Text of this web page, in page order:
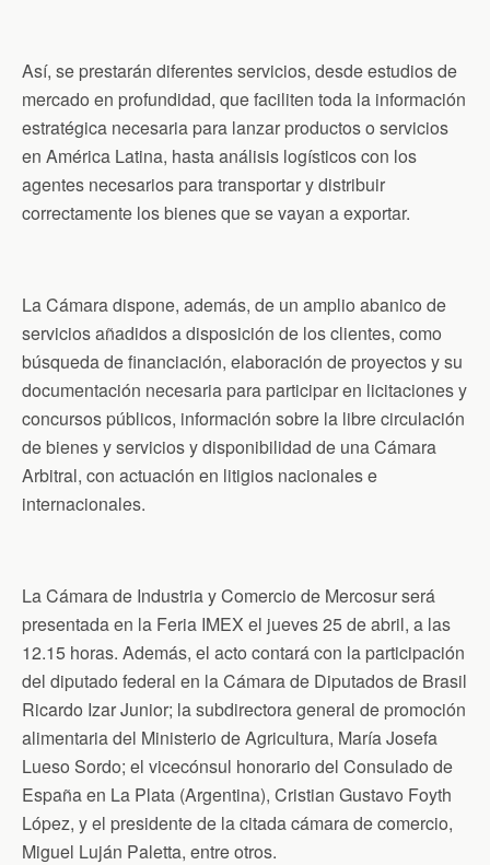
Así, se prestarán diferentes servicios, desde estudios de
mercado en profundidad, que faciliten toda la información
estratégica necesaria para lanzar productos o servicios
en América Latina, hasta análisis logísticos con los
agentes necesarios para transportar y distribuir
correctamente los bienes que se vayan a exportar.
La Cámara dispone, además, de un amplio abanico de
servicios añadidos a disposición de los clientes, como
búsqueda de financiación, elaboración de proyectos y su
documentación necesaria para participar en licitaciones y
concursos públicos, información sobre la libre circulación
de bienes y servicios y disponibilidad de una Cámara
Arbitral, con actuación en litigios nacionales e
internacionales.
La Cámara de Industria y Comercio de Mercosur será
presentada en la Feria IMEX el jueves 25 de abril, a las
12.15 horas. Además, el acto contará con la participación
del diputado federal en la Cámara de Diputados de Brasil
Ricardo Izar Junior; la subdirectora general de promoción
alimentaria del Ministerio de Agricultura, María Josefa
Lueso Sordo; el vicecónsul honorario del Consulado de
España en La Plata (Argentina), Cristian Gustavo Foyth
López, y el presidente de la citada cámara de comercio,
Miguel Luján Paletta, entre otros.